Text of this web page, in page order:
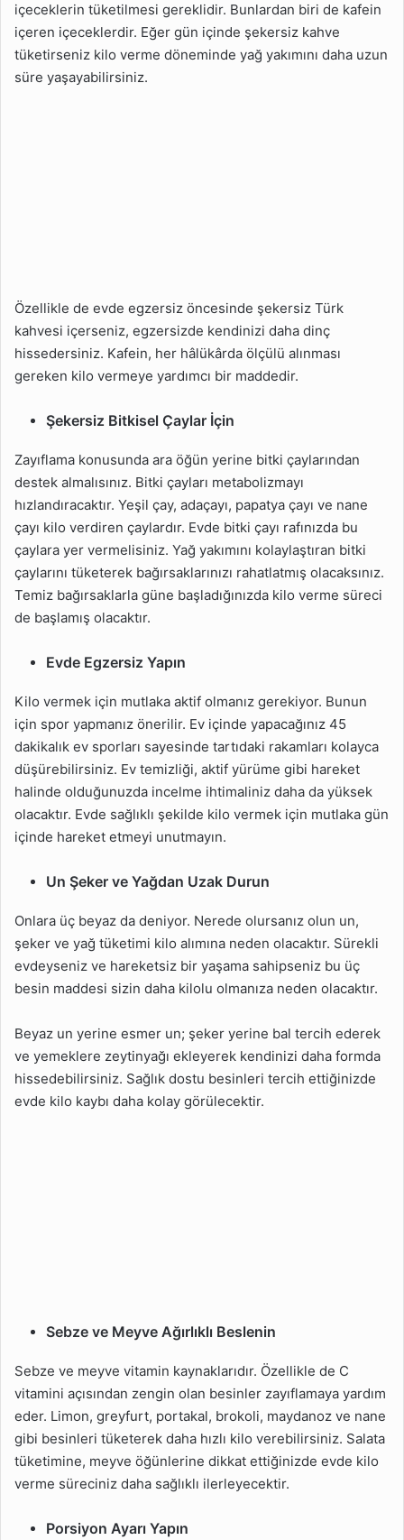
içeceklerin tüketilmesi gereklidir. Bunlardan biri de kafein
içeren içeceklerdir. Eğer gün içinde şekersiz kahve
tüketirseniz kilo verme döneminde yağ yakımını daha uzun
süre yaşayabilirsiniz.
Özellikle de evde egzersiz öncesinde şekersiz Türk
kahvesi içerseniz, egzersizde kendinizi daha dinç
hissedersiniz. Kafein, her hâlükârda ölçülü alınması
gereken kilo vermeye yardımcı bir maddedir.
Şekersiz Bitkisel Çaylar İçin
Zayıflama konusunda ara öğün yerine bitki çaylarından
destek almalısınız. Bitki çayları metabolizmayı
hızlandıracaktır. Yeşil çay, adaçayı, papatya çayı ve nane
çayı kilo verdiren çaylardır. Evde bitki çayı rafınızda bu
çaylara yer vermelisiniz. Yağ yakımını kolaylaştıran bitki
çaylarını tüketerek bağırsaklarınızı rahatlatmış olacaksınız.
Temiz bağırsaklarla güne başladığınızda kilo verme süreci
de başlamış olacaktır.
Evde Egzersiz Yapın
Kilo vermek için mutlaka aktif olmanız gerekiyor. Bunun
için spor yapmanız önerilir. Ev içinde yapacağınız 45
dakikalık ev sporları sayesinde tartıdaki rakamları kolayca
düşürebilirsiniz. Ev temizliği, aktif yürüme gibi hareket
halinde olduğunuzda incelme ihtimaliniz daha da yüksek
olacaktır. Evde sağlıklı şekilde kilo vermek için mutlaka gün
içinde hareket etmeyi unutmayın.
Un Şeker ve Yağdan Uzak Durun
Onlara üç beyaz da deniyor. Nerede olursanız olun un,
şeker ve yağ tüketimi kilo alımına neden olacaktır. Sürekli
evdeyseniz ve hareketsiz bir yaşama sahipseniz bu üç
besin maddesi sizin daha kilolu olmanıza neden olacaktır.
Beyaz un yerine esmer un; şeker yerine bal tercih ederek
ve yemeklere zeytinyağı ekleyerek kendinizi daha formda
hissedebilirsiniz. Sağlık dostu besinleri tercih ettiğinizde
evde kilo kaybı daha kolay görülecektir.
Sebze ve Meyve Ağırlıklı Beslenin
Sebze ve meyve vitamin kaynaklarıdır. Özellikle de C
vitamini açısından zengin olan besinler zayıflamaya yardım
eder. Limon, greyfurt, portakal, brokoli, maydanoz ve nane
gibi besinleri tüketerek daha hızlı kilo verebilirsiniz. Salata
tüketimine, meyve öğünlerine dikkat ettiğinizde evde kilo
verme süreciniz daha sağlıklı ilerleyecektir.
Porsiyon Ayarı Yapın